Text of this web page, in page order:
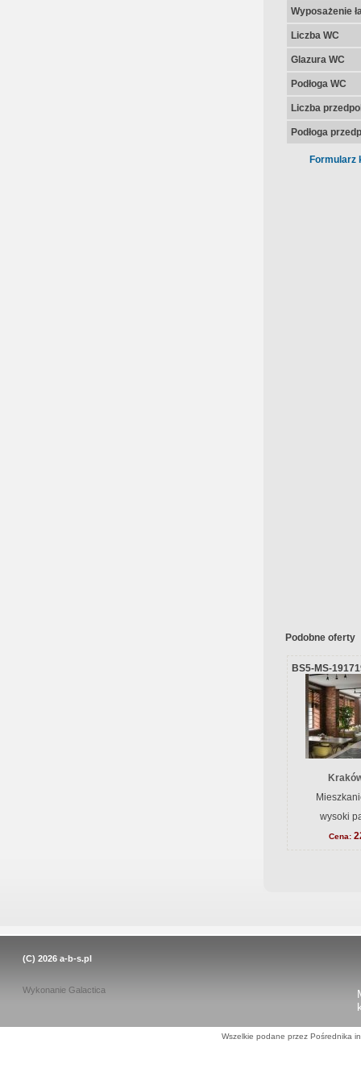
Wyposażenie
Liczba WC
Glazura WC
Podłoga WC
Liczba
Podłoga
Formularz
Podobne oferty
BS5-MS-
wysoki
Cena:
(C) 2026 a-b-s.pl
Wykonanie Galactica
Wszelkie podane przez Pośrednika